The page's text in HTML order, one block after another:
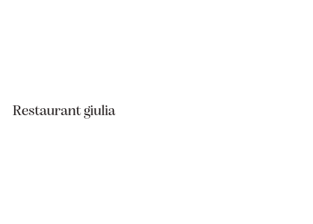
Restaurant giulia